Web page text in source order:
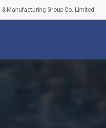
Manufacturing Group Co. Limited